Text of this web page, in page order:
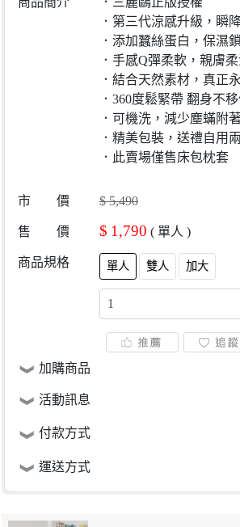
．第三代涼感升級，瞬
．添加蠶絲蛋白，保濕
．手感Q彈柔軟，親膚
．結合天然素材，真正
．360度鬆緊帶 翻身不
．可機洗，減少塵蟎附
．精美包裝，送禮自用
．此賣場僅售床包枕套
市 價 $ 5,490
售 價 $ 1,790 ( 單人 )
商品規格 單人 雙人 加大
加購商品
活動訊息
付款方式
運送方式